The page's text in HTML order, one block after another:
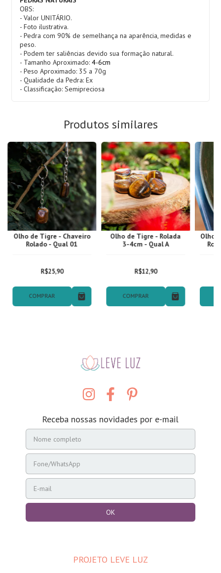
OBS:
- Valor UNITÁRIO.
- Foto ilustrativa.
- Pedra com 90% de semelhança na aparência, medidas e
peso.
- Podem ter saliências devido sua formação natural.
- Tamanho Aproximado: 4-6cm
- Peso Aproximado: 35 a 70g
- Qualidade da Pedra: Ex
- Classificação: Semipreciosa
Produtos similares
Olho de Tigre - Chaveiro
Rolado - Qual 01
R$25,90
COMPRAR
Olho de Tigre - Rolada
3-4cm - Qual A
R$12,90
COMPRAR
Olho
Receba nossas novidades por e-mail
PROJETO LEVE LUZ